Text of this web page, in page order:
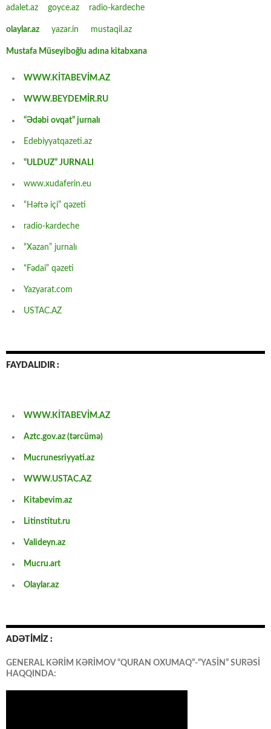
adalet.az goyce.az radio-kardeche
olaylar.az yazar.in mustaqil.az
Mustafa Müseyiboğlu adına kitabxana
WWW.KİTABEVİM.AZ
WWW.BEYDEMİR.RU
“Ədəbi ovqat” jurnalı
Edebiyyatqazeti.az
“ULDUZ” JURNALI
www.xudaferin.eu
“Həftə içi” qəzeti
radio-kardeche
“Xəzan” jurnalı
“Fədai” qəzeti
Yazyarat.com
USTAC.AZ
FAYDALIDIR :
WWW.KİTABEVİM.AZ
Aztc.gov.az (tərcümə)
Mucrunesriyyati.az
WWW.USTAC.AZ
Kitabevim.az
Litinstitut.ru
Valideyn.az
Mucru.art
Olaylar.az
ADƏTİMİZ :
GENERAL KƏRİM KƏRİMOV “QURAN OXUMAQ”-“YASİN” SURƏSİ
HAQQINDA: